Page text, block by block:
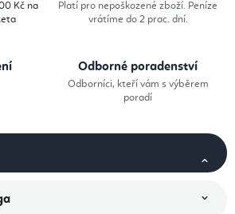
Kč na
Platí pro nepoškozené zboží. Peníze
vrátíme do 2 prac. dní.
Odborné poradenství
Odborníci, kteří vám s výběrem
poradí